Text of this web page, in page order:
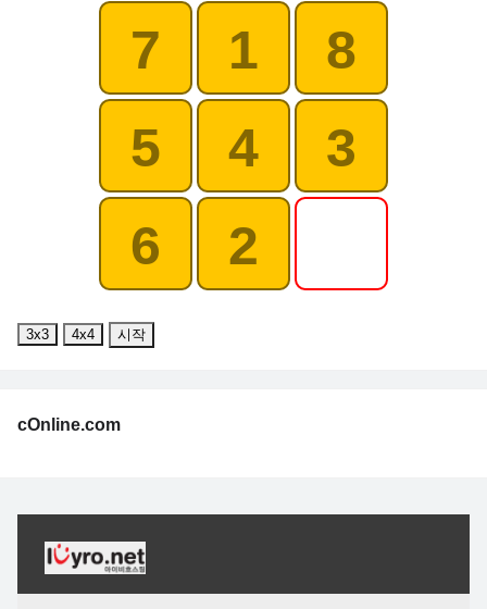
7 1
8
5
4
3
6
2
3x3 4x4 시작
cOnline.com